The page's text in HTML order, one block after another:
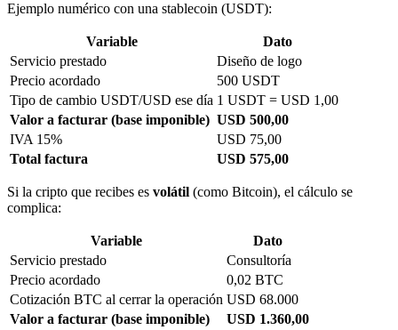
Ejemplo numérico con una stablecoin (USDT):
Variable
Dato
Servicio prestado
Diseño de logo
Precio acordado
500 USDT
Tipo de cambio USDT/USD ese día 1 USDT = USD 1,00
Valor a facturar (base imponible) USD 500,00
IVA 15%
USD 75,00
Total factura
USD 575,00
Si la cripto que recibes es volátil (como Bitcoin), el cálculo se
complica:
Variable
Dato
Servicio prestado
Consultoría
Precio acordado
0,02 BTC
Cotización BTC al cerrar la operación USD 68.000
Valor a facturar (base imponible)
USD 1.360,00